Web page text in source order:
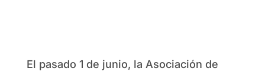
El pasado 1 de junio, la Asociación de